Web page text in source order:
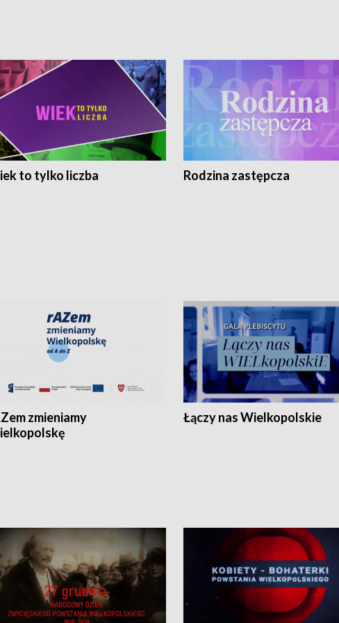
to tylko liczba Rodzina zastępcza
zmieniamy
Łączy nas Wielkopolskie